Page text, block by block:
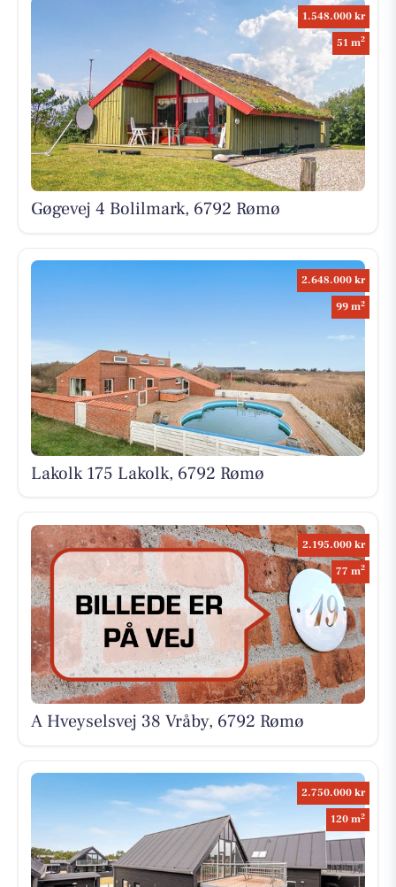
1.548.000 kr
51 m2
Gøgevej 4 Bolilmark, 6792 Rømø
2.648.000 kr
99 m2
Lakolk 175 Lakolk, 6792 Rømø
2.195.000 kr
77 m2
A Hveyselsvej 38 Vråby, 6792 Rømø
2.750.000 kr
120 m2